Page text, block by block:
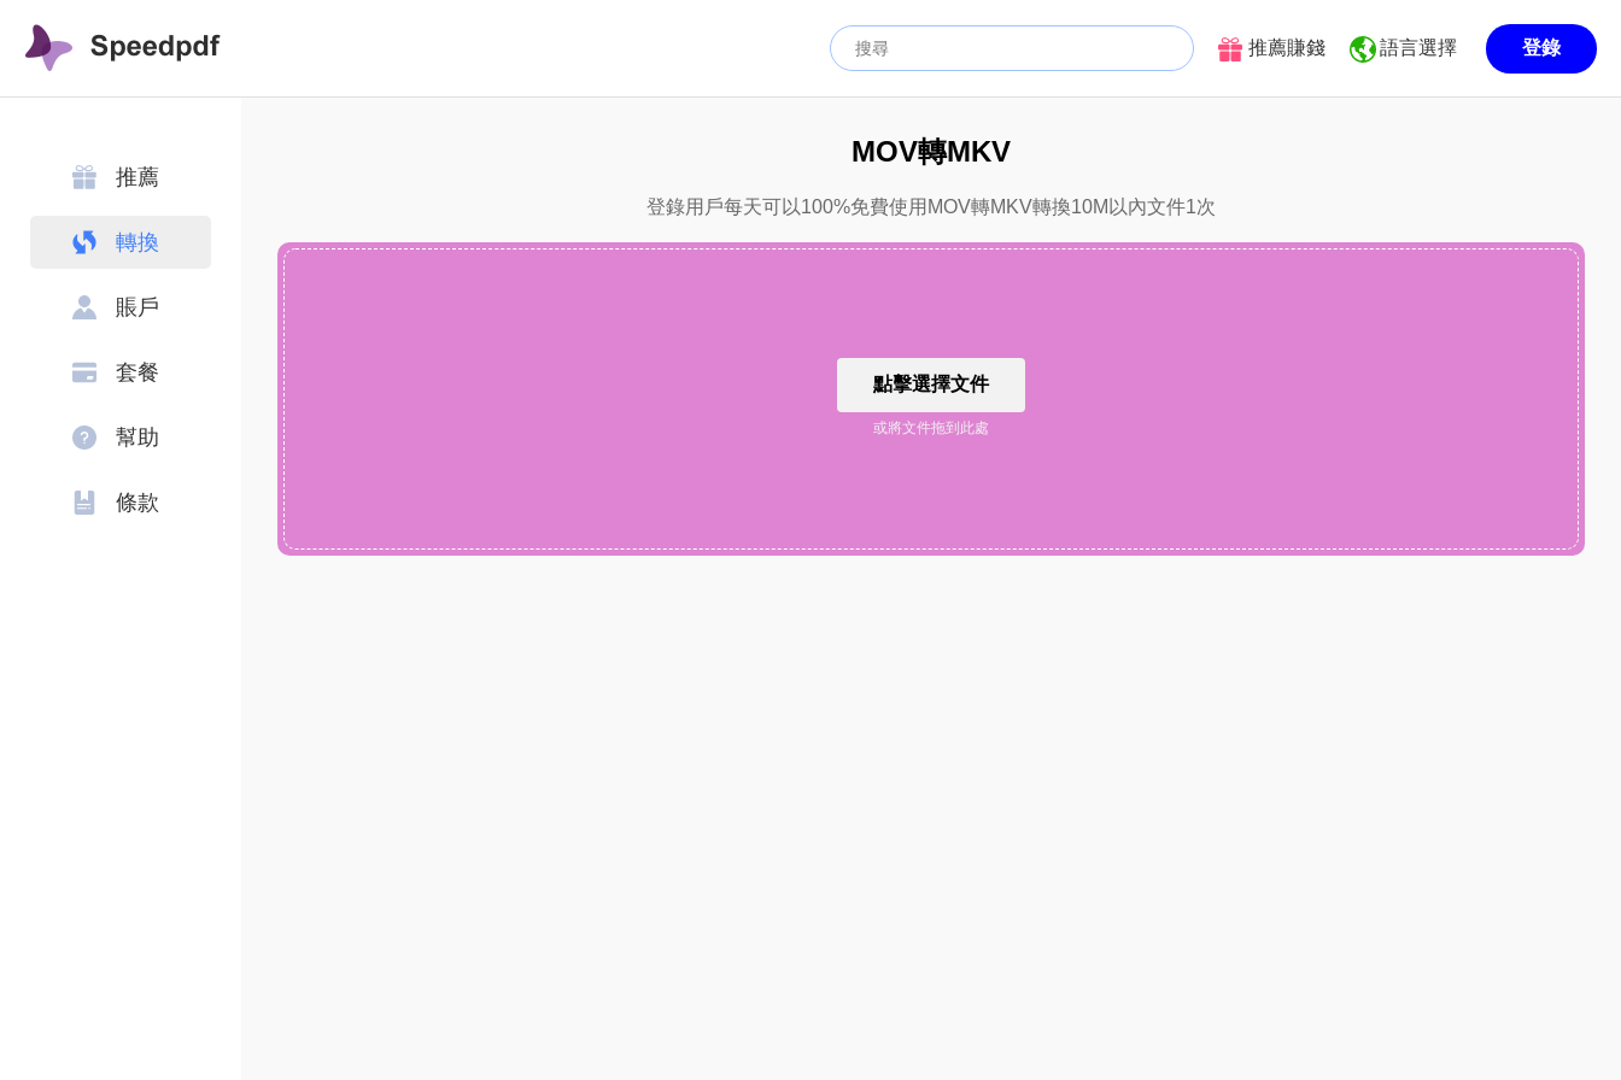
推薦賺錢 語言選擇 登錄
推薦
轉換
賬戶
套餐
幫助
條款
MOV轉MKV
登錄用戶每天可以100%免費使用MOV轉MKV轉換10M以內文件1次
點擊選擇文件
或將文件拖到此處